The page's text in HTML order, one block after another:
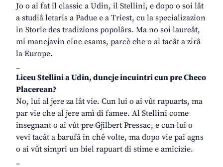
Jo o ai fat il classic a Udin, il Stellini, e dopo o soi lât
a studiâ letaris a Padue e a Triest, cu la specializazion
in Storie des tradizions popolârs. Ma no soi laureât,
mi mancjavin cinc esams, parcè che o ai tacât a zirâ
la Europe.
_
Liceu Stellini a Udin, duncje incuintri cun pre Checo
Placerean?
No, lui al jere za lât vie. Cun lui o ai vût rapuarts, ma
par vie che al jere amì di famee. Al Stellini come
insegnant o ai vût pre Gjilbert Pressac, e cun lui o
vevi tacât a barufâ in chê volte, ma dopo vie pai agns
o ai vût simpri un biel rapuart di stime e amicizie.
_